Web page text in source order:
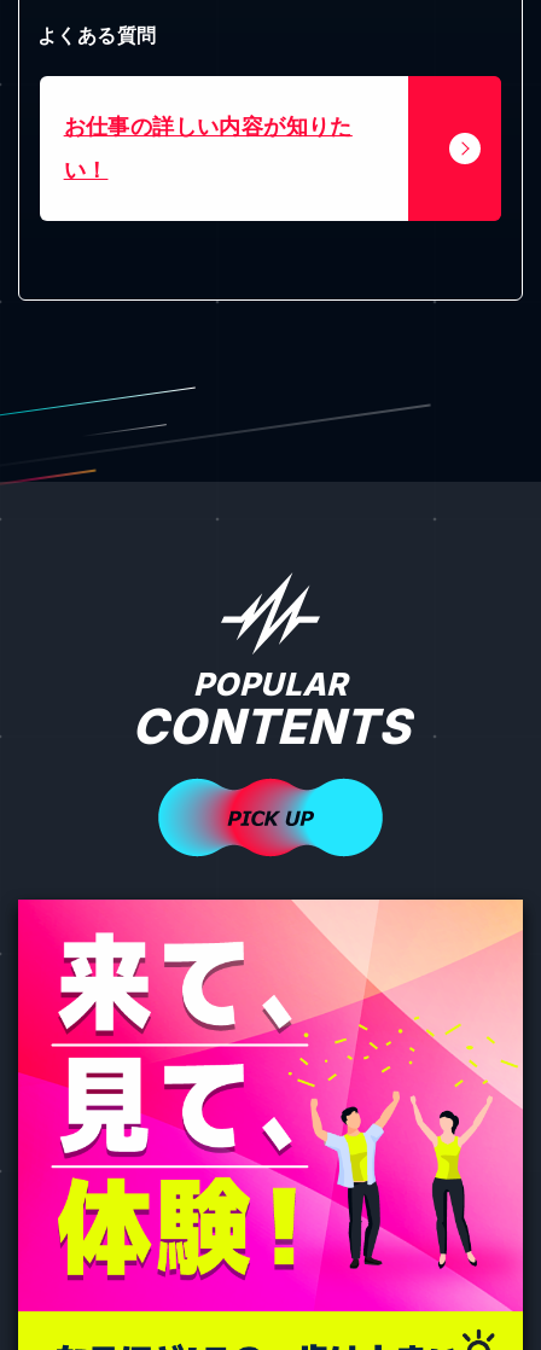
よくある質問
い！
無料体験って、どんなことをす
るの？
POPULAR
CONTENTS